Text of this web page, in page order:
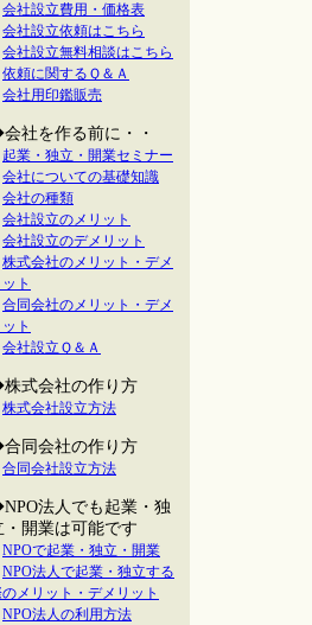
会社設立費用・価格表
会社設立依頼はこちら
会社設立無料相談はこちら
依頼に関するＱ＆Ａ
会社用印鑑販売
社を作る前に・・
起業・独立・開業セミナー
会社についての基礎知識
会社の種類
会社設立のメリット
会社設立のデメリット
株式会社のメリット・デメ
ット
合同会社のメリット・デメ
ット
会社設立Ｑ＆Ａ
式会社の作り方
株式会社設立方法
同会社の作り方
合同会社設立方法
法人でも起業・独
・開業は可能です
NPOで起業・独立・開業
NPO法人で起業・独立する
のメリット・デメリット
NPO法人の利用方法